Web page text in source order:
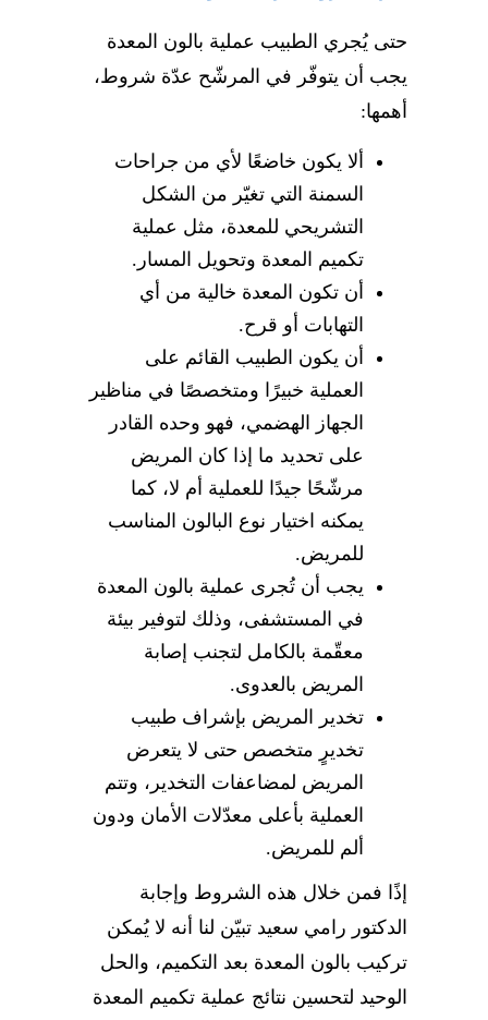
حتى يُجري الطبيب عملية بالون المعدة
يجب أن يتوفّر في المرشّح عدّة شروط،
أهمها:
ألا يكون خاضعًا لأي من جراحات
السمنة التي تغيّر من الشكل
التشريحي للمعدة، مثل عملية
تكميم المعدة وتحويل المسار.
أن تكون المعدة خالية من أي
التهابات أو قرح.
أن يكون الطبيب القائم على
العملية خبيرًا ومتخصصًا في مناظير
الجهاز الهضمي، فهو وحده القادر
على تحديد ما إذا كان المريض
مرشّحًا جيدًا للعملية أم لا، كما
يمكنه اختيار نوع البالون المناسب
للمريض.
يجب أن تُجرى عملية بالون المعدة
في المستشفى، وذلك لتوفير بيئة
معقّمة بالكامل لتجنب إصابة
المريض بالعدوى.
تخدير المريض بإشراف طبيب
تخديرٍ متخصص حتى لا يتعرض
المريض لمضاعفات التخدير، وتتم
العملية بأعلى معدّلات الأمان ودون
ألم للمريض.
إذًا فمن خلال هذه الشروط وإجابة
الدكتور رامي سعيد تبيّن لنا أنه لا يُمكن
تركيب بالون المعدة بعد التكميم، والحل
الوحيد لتحسين نتائج عملية تكميم المعدة